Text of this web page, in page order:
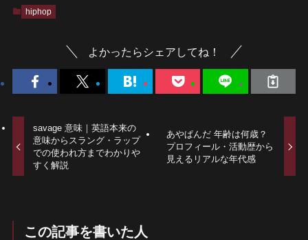
hiphop
よかったらシェアしてね！
savage 意味｜英語本来の
意味からスラング・ラップ
での使われ方までわかりや
すく解説
あやぱんだ 年齢は何歳？
プロフィール・活動歴から
見えるリアルな年代感
この記事を書いた人